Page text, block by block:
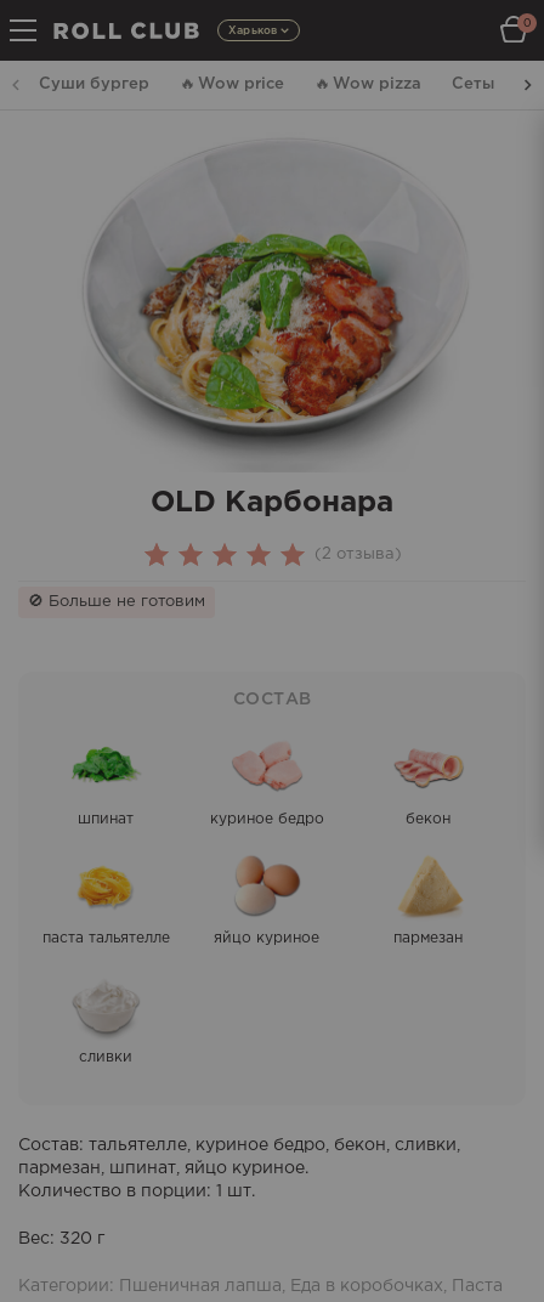
Харьков
0
Суши бургер 🔥 Wow price 🔥 Wow pizza Сеты
OLD Карбонара
Rated
based on
2
customer
ratings
( 2 отзыва)
🚫 Больше не готовим
СОСТАВ
шпинат куриное бедро бекон
паста тальятелле яйцо куриное пармезан
сливки
Состав: тальятелле, куриное бедро, бекон, сливки,
пармезан, шпинат, яйцо куриное.
Количество в порции: 1 шт.
Вес: 320 г
Категории: Пшеничная лапша Еда в коробочках Паста